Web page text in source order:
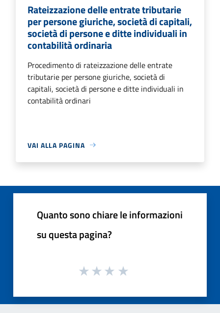
Rateizzazione delle entrate tributarie
per persone giuriche, società di capitali,
società di persone e ditte individuali in
contabilità ordinaria
Procedimento di rateizzazione delle entrate
tributarie per persone giuriche, società di
capitali, società di persone e ditte individuali in
contabilità ordinari
VAI ALLA PAGINA
Quanto sono chiare le informazioni
su questa pagina?